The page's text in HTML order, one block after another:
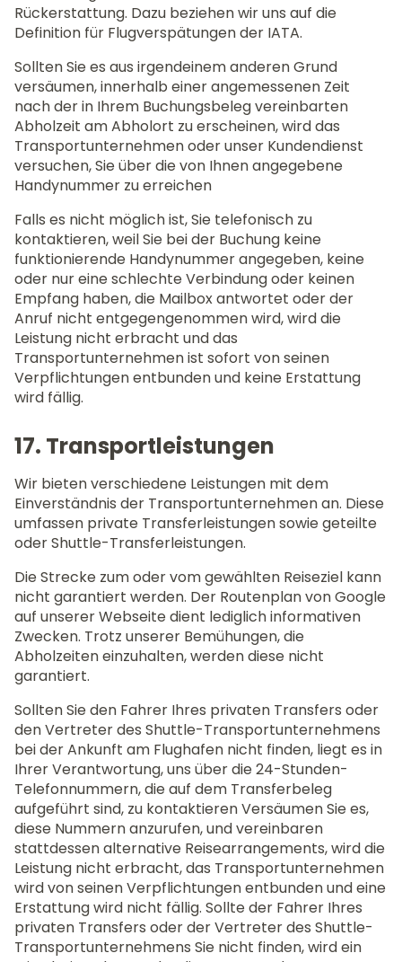
Rückerstattung. Dazu beziehen wir uns auf die
Definition für Flugverspätungen der IATA.
Sollten Sie es aus irgendeinem anderen Grund
versäumen, innerhalb einer angemessenen Zeit
nach der in Ihrem Buchungsbeleg vereinbarten
Abholzeit am Abholort zu erscheinen, wird das
Transportunternehmen oder unser Kundendienst
versuchen, Sie über die von Ihnen angegebene
Handynummer zu erreichen
Falls es nicht möglich ist, Sie telefonisch zu
kontaktieren, weil Sie bei der Buchung keine
funktionierende Handynummer angegeben, keine
oder nur eine schlechte Verbindung oder keinen
Empfang haben, die Mailbox antwortet oder der
Anruf nicht entgegengenommen wird, wird die
Leistung nicht erbracht und das
Transportunternehmen ist sofort von seinen
Verpflichtungen entbunden und keine Erstattung
wird fällig.
17. Transportleistungen
Wir bieten verschiedene Leistungen mit dem
Einverständnis der Transportunternehmen an. Diese
umfassen private Transferleistungen sowie geteilte
oder Shuttle-Transferleistungen.
Die Strecke zum oder vom gewählten Reiseziel kann
nicht garantiert werden. Der Routenplan von Google
auf unserer Webseite dient lediglich informativen
Zwecken. Trotz unserer Bemühungen, die
Abholzeiten einzuhalten, werden diese nicht
garantiert.
Sollten Sie den Fahrer Ihres privaten Transfers oder
den Vertreter des Shuttle-Transportunternehmens
bei der Ankunft am Flughafen nicht finden, liegt es in
Ihrer Verantwortung, uns über die 24-Stunden-
Telefonnummern, die auf dem Transferbeleg
aufgeführt sind, zu kontaktieren Versäumen Sie es,
diese Nummern anzurufen, und vereinbaren
stattdessen alternative Reisearrangements, wird die
Leistung nicht erbracht, das Transportunternehmen
wird von seinen Verpflichtungen entbunden und eine
Erstattung wird nicht fällig. Sollte der Fahrer Ihres
privaten Transfers oder der Vertreter des Shuttle-
Transportunternehmens Sie nicht finden, wird ein